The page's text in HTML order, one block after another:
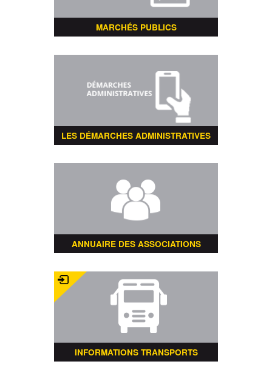
MARCHÉS PUBLICS
LES DÉMARCHES ADMINISTRATIVES
ANNUAIRE DES ASSOCIATIONS
INFORMATIONS TRANSPORTS